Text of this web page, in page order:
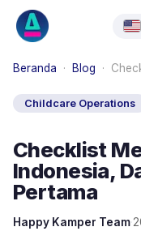
Beranda · Blog ·
Childcare Operations
Checklist
Indonesia,
Pertama
Happy Kamper Team